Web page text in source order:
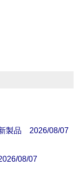
製品 2026/08/07
08/07